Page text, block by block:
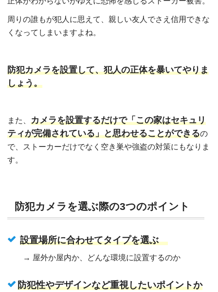
周りの誰もが犯人に思えて、親しい友人でさえ信用できな
くなってしまいますよね。
防犯カメラを設置して、犯人の正体を暴いてやりま
しょう。
また、 カメラを設置するだけで「この家はセキュリ
ティが完備されている」と思わせることができるの
で、ストーカーだけでなく空き巣や強盗の対策にもなりま
す。
防犯カメラを選ぶ際の3つのポイント
設置場所に合わせてタイプを選ぶ
→ 屋外か屋内か、どんな環境に設置するのか
防犯性やデザインなど重視したいポイントか